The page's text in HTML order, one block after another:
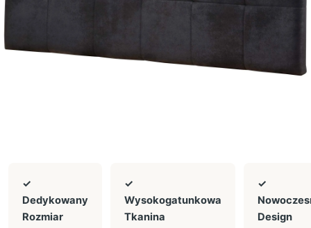
✓
Dedykowany
Rozmiar
✓
Wysokogatunkowa
Tkanina
✓
Design